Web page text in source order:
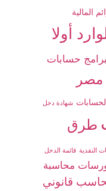
المالية
أولا
برامج حسابات
شهادة دخل
طرق
النقدية قائمة الدخل
محاسبة
قانوني